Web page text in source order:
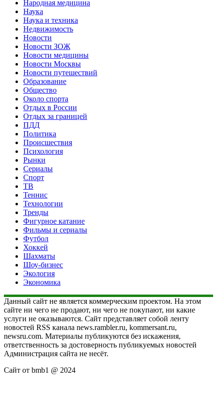
Народная медицина
Наука
Наука и техника
Недвижимость
Новости
Новости ЗОЖ
Новости медицины
Новости Москвы
Новости путешествий
Образование
Общество
Около спорта
Отдых в России
Отдых за границей
ПДД
Политика
Происшествия
Психология
Рынки
Сериалы
Спорт
ТВ
Теннис
Технологии
Тренды
Фигурное катание
Фильмы и сериалы
Футбол
Хоккей
Шахматы
Шоу-бизнес
Экология
Экономика
Данный сайт не является коммерческим проектом. На этом
сайте ни чего не продают, ни чего не покупают, ни какие
услуги не оказываются. Сайт представляет собой ленту
новостей RSS канала news.rambler.ru, kommersant.ru,
newsru.com. Материалы публикуются без искажения,
ответственность за достоверность публикуемых новостей
Администрация сайта не несёт.
Сайт от bmb1 @ 2024